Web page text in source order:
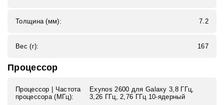
Толщина (мм): 7.2
Вес (г): 167
Процессор
Процессор | Частота
процессора (МГц):
Exynos 2600 для Galaxy 3,8 ГГц,
3,26 ГГц, 2,76 ГГц 10-ядерный